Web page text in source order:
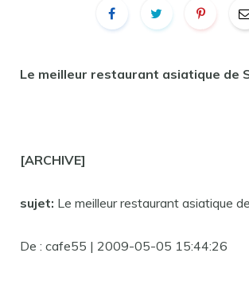
Le meilleur restaurant asiatique de
[ARCHIVE]
sujet: Le meilleur restaurant asiatique
De : cafe55 | 2009-05-05 15:44:26